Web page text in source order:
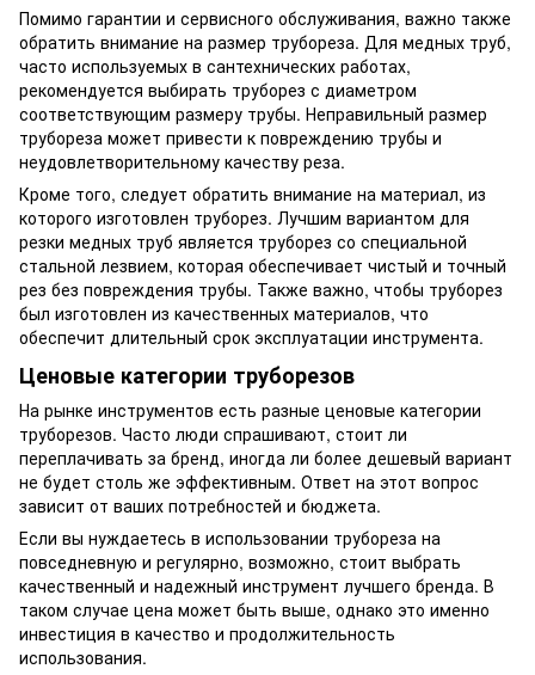
Помимо гарантии и сервисного обслуживания, важно также
обратить внимание на размер трубореза. Для медных труб,
часто используемых в сантехнических работах,
рекомендуется выбирать труборез с диаметром
соответствующим размеру трубы. Неправильный размер
трубореза может привести к повреждению трубы и
неудовлетворительному качеству реза.
Кроме того, следует обратить внимание на материал, из
которого изготовлен труборез. Лучшим вариантом для
резки медных труб является труборез со специальной
стальной лезвием, которая обеспечивает чистый и точный
рез без повреждения трубы. Также важно, чтобы труборез
был изготовлен из качественных материалов, что
обеспечит длительный срок эксплуатации инструмента.
Ценовые категории труборезов
На рынке инструментов есть разные ценовые категории
труборезов. Часто люди спрашивают, стоит ли
переплачивать за бренд, иногда ли более дешевый вариант
не будет столь же эффективным. Ответ на этот вопрос
зависит от ваших потребностей и бюджета.
Если вы нуждаетесь в использовании трубореза на
повседневную и регулярно, возможно, стоит выбрать
качественный и надежный инструмент лучшего бренда. В
таком случае цена может быть выше, однако это именно
инвестиция в качество и продолжительность
использования.